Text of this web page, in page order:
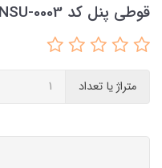
قوطی پنل کد JNSU-0003
متراژ یا تعداد